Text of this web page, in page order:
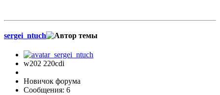
sergei_ntuch
w202 220cdi
Новичок форума
Сообщения: 6